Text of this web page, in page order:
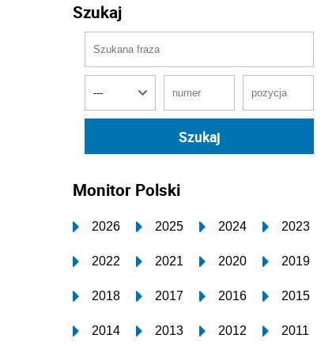
Szukaj
Monitor Polski
2026 2025 2024 2023
2022 2021 2020 2019
2018 2017 2016 2015
2014 2013 2012 2011